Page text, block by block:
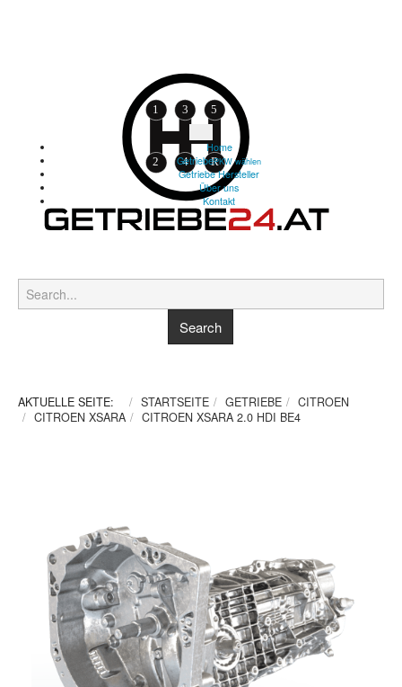
Home
GetriebePKW wählen
Getriebe Hersteller
Über uns
Kontakt
AKTUELLE SEITE: STARTSEITE GETRIEBE
CITROEN
CITROEN XSARA
CITROEN XSARA 2.0 HDI BE4